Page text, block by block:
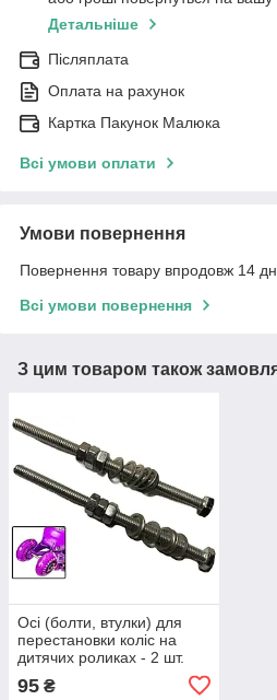
Детальніше
Післяплата
Оплата на рахунок
Картка Пакунок Малюка
Всі умови оплати
Умови повернення
Повернення товару впродовж 14
Всі умови повернення
З цим товаром також
Осі (болти, втулки) для
перестановки коліс на
дитячих роликах - 2 шт.
95 ₴